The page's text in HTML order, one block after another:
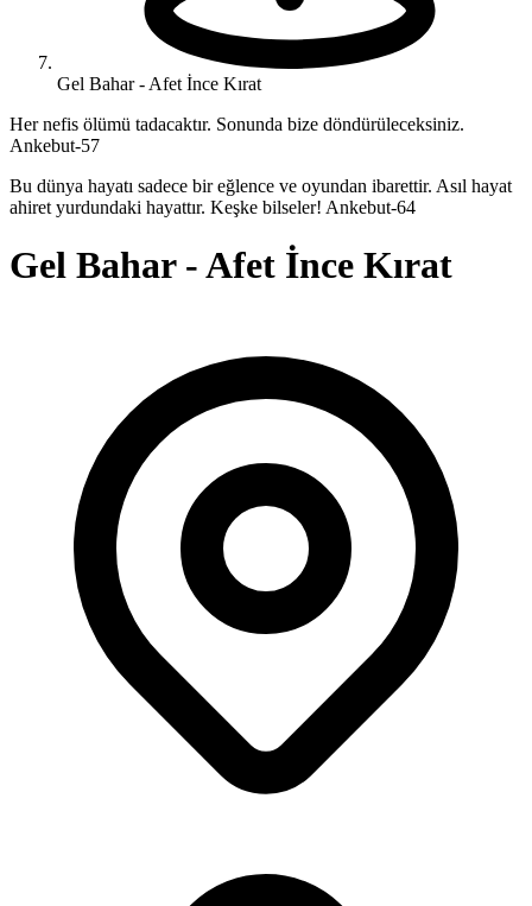
Gel Bahar - Afet İnce Kırat
Her nefis ölümü tadacaktır. Sonunda bize döndürüleceksiniz.
Ankebut-57
Bu dünya hayatı sadece bir eğlence ve oyundan ibarettir. Asıl hayat
ahiret yurdundaki hayattır. Keşke bilseler! Ankebut-64
Gel Bahar - Afet İnce Kırat